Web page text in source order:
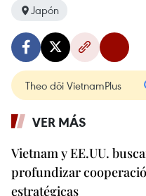
Japón
Theo dõi VietnamPlus
VER MÁS
Vietnam y EE.UU.
profundizar
estratégicas